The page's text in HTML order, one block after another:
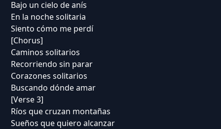
Bajo un cielo de anís
En la noche solitaria
Siento cómo me perdí
[Chorus]
Caminos solitarios
Recorriendo sin parar
Corazones solitarios
Buscando dónde amar
[Verse 3]
Ríos que cruzan montañas
Sueños que quiero alcanzar